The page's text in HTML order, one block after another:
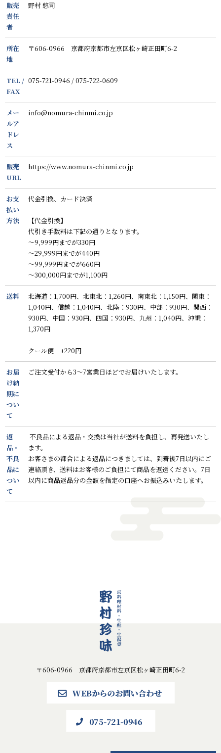
販売
責任
者
野村 悠司
所在
地
〒606-0966 京都府京都市左京区松ヶ崎正田町6-2
TEL /
FAX
075-721-0946 / 075-722-0609
メー
ルア
ドレ
ス
info@nomura-chinmi.co.jp
販売
URL
https://www.nomura-chinmi.co.jp
お支
払い
方法
代金引換、カード決済
【代金引換】
代引き手数料は下記の通りとなります。
～9,999円までが330円
～29,999円までが440円
～99,999円までが660円
～300,000円までが1,100円
送料
北海道：1,700円、北東北：1,260円、南東北：1,150円、関東：
1,040円、信越：1,040円、北陸：930円、中部：930円、関西：
930円、中国：930円、四国：930円、九州：1,040円、沖縄：
1,370円
クール便 +220円
お届
け納
期に
つい
て
ご注文受付から3～7営業日ほどでお届けいたします。
返
品・
不良
品に
つい
て
不良品による返品・交換は当社が送料を負担し、再発送いたし
ます。
お客さまの都合による返品につきましては、到着後7日以内にご
連絡頂き、送料はお客様のご負担にて商品を返送ください。7日
以内に商品返品分の金額を指定の口座へお振込みいたします。
〒606-0966 京都府京都市左京区松ヶ崎正田町6-2